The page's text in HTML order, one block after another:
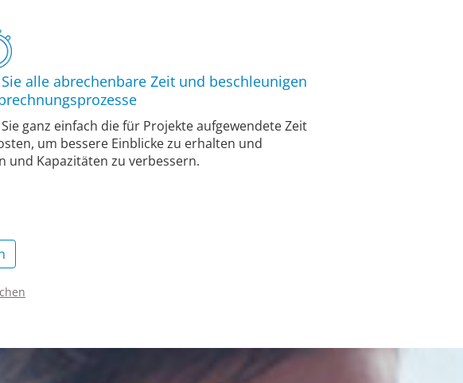
alle abrechenbare Zeit und beschleunigen
ganz einfach die für Projekte aufgewendete Zeit
um bessere Einblicke zu erhalten und
und Kapazitäten zu verbessern.